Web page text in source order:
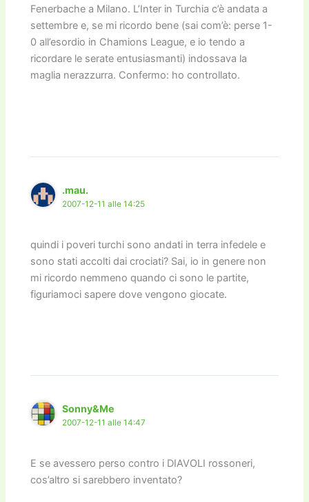
Fenerbache a Milano. L’Inter in Turchia c’è andata a
settembre e, se mi ricordo bene (sai com’è: perse 1-
0 all’esordio in Chamions League, e io tendo a
ricordare le serate entusiasmanti) indossava la
maglia nerazzurra. Confermo: ho controllato.
.mau.
2007-12-11 alle 14:25
quindi i poveri turchi sono andati in terra infedele e
sono stati accolti dai crociati? Sai, io in genere non
mi ricordo nemmeno quando ci sono le partite,
figuriamoci sapere dove vengono giocate.
Sonny&Me
2007-12-11 alle 14:47
E se avessero perso contro i DIAVOLI rossoneri,
cos’altro si sarebbero inventato?